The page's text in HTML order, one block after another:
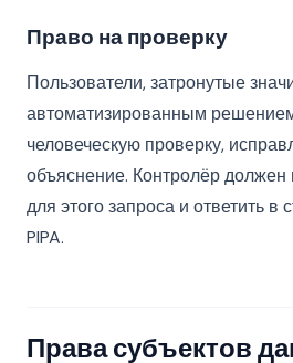
Право на проверку
Пользователи, затронутые
автоматизированным
человеческую проверку,
объяснение. Контролёр должен
для этого запроса и ответить в
PIPA.
Права субъектов